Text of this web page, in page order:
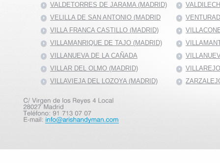
VALDETORRES DE JARAMA (MADRID)
VELILLA DE SAN ANTONIO (MADRID
VILLA FRANCA CASTILLO (MADRID)
VILLAMANRIQUE DE TAJO (MADRID)
VILLANUEVA DE LA CAÑADA
VILLAR DEL OLMO (MADRID)
VILLAVIEJA DEL LOZOYA (MADRID)